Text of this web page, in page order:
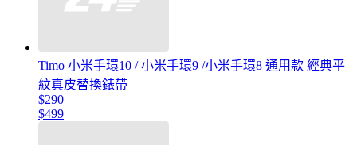
Timo 小米手環10 / 小米手環9 /小米手環8 通用款 經典平
紋真皮替換錶帶
$290
$499